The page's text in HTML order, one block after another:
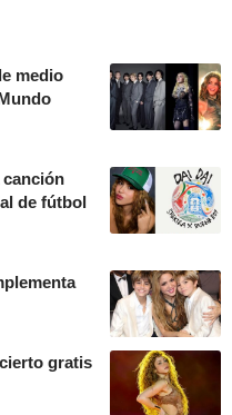
medio
de fútbol
gratis